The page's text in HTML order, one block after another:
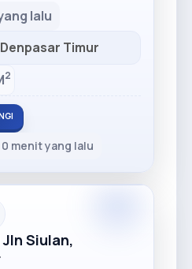
lalu
Denpasar Timur
2
menit yang lalu
Jln Siulan,